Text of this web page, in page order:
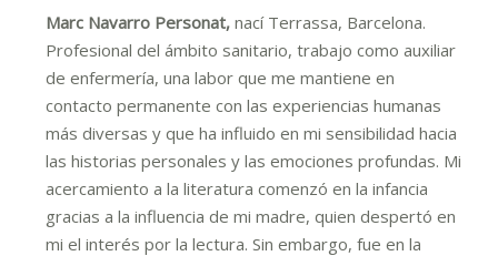
Marc Navarro Personat, nací Terrassa, Barcelona.
Profesional del ámbito sanitario, trabajo como auxiliar
de enfermería, una labor que me mantiene en
contacto permanente con las experiencias humanas
más diversas y que ha influido en mi sensibilidad hacia
las historias personales y las emociones profundas. Mi
acercamiento a la literatura comenzó en la infancia
gracias a la influencia de mi madre, quien despertó en
mi el interés por la lectura. Sin embargo, fue en la